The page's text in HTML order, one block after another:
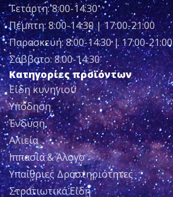
Τετάρτη: 8:00-14:30
Πέμπτη: 8:00-14:30 | 17:00-21:00
Παρασκευή: 8:00-14:30 | 17:00-21:00
Σάββατο: 8:00-14:30
Κατηγορίες προϊόντων
Είδη κυνηγιού
Υπόδηση
Ένδυση
Αλιεία
Ιππασία & Άλογο
Υπαίθριες Δραστηριότητες
Στρατιωτικά Είδη